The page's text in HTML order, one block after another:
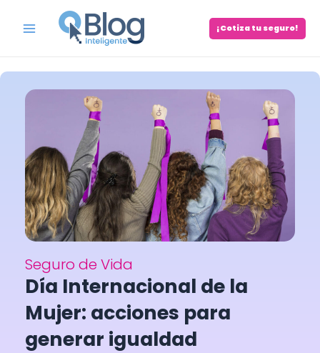
Menu
¡Cotiza tu seguro!
Seguro de Vida
Día Internacional de la
Mujer: acciones para
generar igualdad